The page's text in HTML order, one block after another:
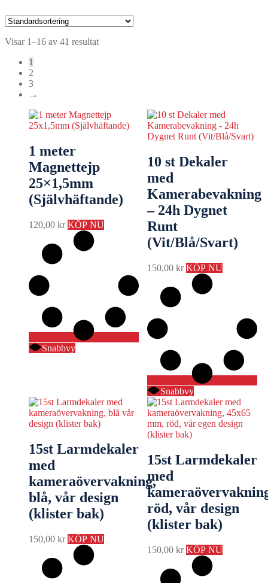
Visar 1–16 av 41 resultat
1
2
3
→
1 meter
Magnettejp
25×1,5mm
(Självhäftande)
120,00 kr KÖP NU
Snabbvy
10 st Dekaler
med
Kamerabevakning
– 24h Dygnet
Runt
(Vit/Blå/Svart)
150,00kr KÖP NU
Snabbvy
15st Larmdekaler
med
kameraövervakning,
blå, vår design
(klister bak)
150,00 kr KÖP NU
15st Larmdekaler
med
röd, vår design
(klister bak)
150,00kr KÖP NU